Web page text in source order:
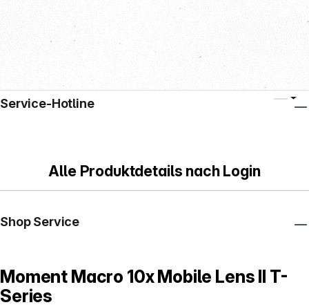
Alle Produktdetails nach Login
Moment Macro 10x Mobile Lens II T-
Series
Service-Hotline
Shop Service